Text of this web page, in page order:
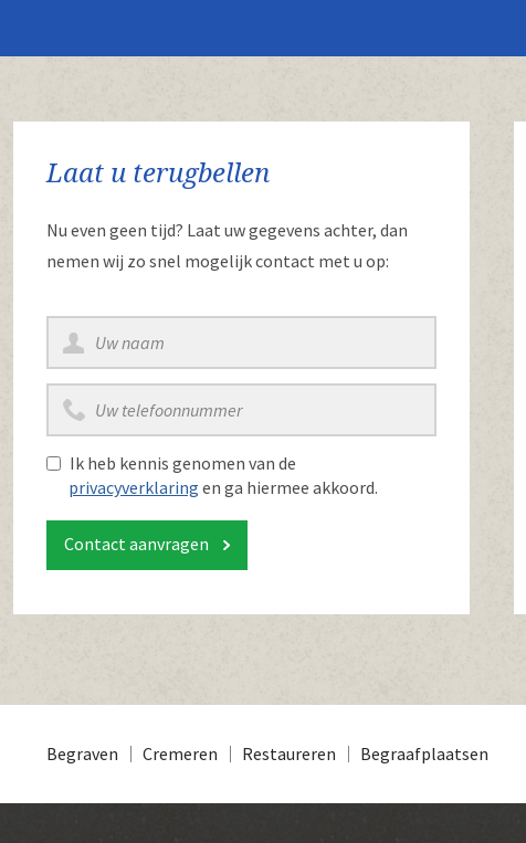
Laat u terugbellen
Nu even geen tijd? Laat uw gegevens achter, dan
nemen wij zo snel mogelijk contact met u op:
Ik heb kennis genomen van de
privacyverklaring en ga hiermee akkoord.
Contact aanvragen
Begraven Cremeren Restaureren Begraafplaatsen